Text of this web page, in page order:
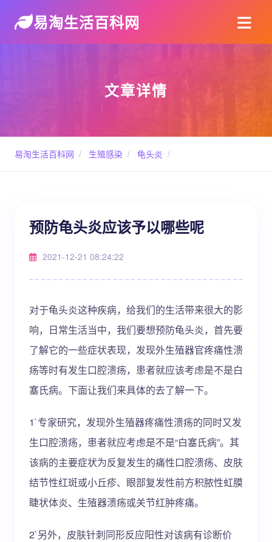
易淘生活百科网
文章详情
易淘生活百科网 / 生殖感染 / 龟头炎 /
预防龟头炎应该予以哪些呢
2021-12-21 08:24:22
对于龟头炎这种疾病，给我们的生活带来很大的影
响，日常生活当中，我们要想预防龟头炎，首先要
了解它的一些症状表现，发现外生殖器官疼痛性溃
疡等时有发生口腔溃疡，患者就应该考虑是不是白
塞氏病。下面让我们来具体的去了解一下。
1`专家研究，发现外生殖器疼痛性溃疡的同时又发
生口腔溃疡，患者就应考虑是不是“白塞氏病”。其
该病的主要症状为反复发生的痛性口腔溃疡、皮肤
结节性红斑或小丘疹、眼部复发性前方积脓性虹膜
睫状体炎、生殖器溃疡或关节红肿疼痛。
2`另外，皮肤针刺同形反应阳性对该病有诊断价